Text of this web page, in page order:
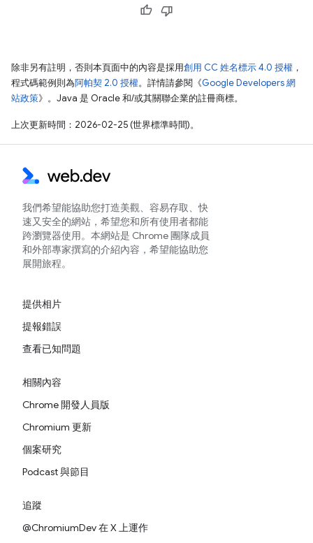
除非另有註明，否則本頁面中的內容是採用創用 CC 姓名標示 4.0 授權 ，
程式碼範例則為阿帕契 2.0 授權。詳情請參閱《Google Developers 網
站政策》。Java 是 Oracle 和/或其關聯企業的註冊商標。
上次更新時間：2026-02-25 (世界標準時間)。
我們希望能協助您打造美觀、容易存取、快
速又安全的網站，希望您和所有使用者都能
跨瀏覽器使用。本網站是 Chrome 團隊成員
和外部專家撰寫的介紹內容，希望能協助您
展開旅程。
提供相片
提報錯誤
查看已知問題
相關內容
Chrome 開發人員版
Chromium 更新
個案研究
Podcast 與節目
追蹤
@ChromiumDev 在 X 上運作